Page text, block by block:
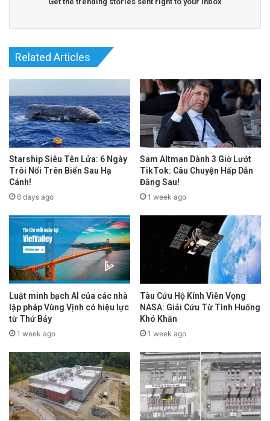
Related Articles
Starship Siêu Tên Lửa: 6 Ngày
Trôi Nổi Trên Biển Sau Hạ
Cánh!
6 days ago
Sam Altman Dành 3 Giờ Lướt
TikTok: Câu Chuyện Hấp Dẫn
Đằng Sau!
1 week ago
Luật minh bạch AI của các nhà
lập pháp Vùng Vịnh có hiệu lực
từ Thứ Bảy
1 week ago
Tàu Cứu Hộ Kính Viễn Vọng
NASA: Giải Cứu Từ Tình Huống
Khó Khăn
1 week ago